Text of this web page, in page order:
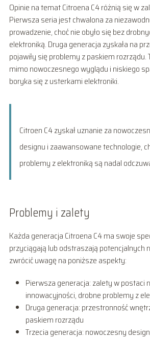
Opinie na temat Citroena C4 różnią się w
Pierwsza seria jest chwalona za
prowadzenie, choć nie obyło się bez
elektroniką. Druga generacja zyskała na
pojawiły się problemy z paskiem rozrządu.
mimo nowoczesnego wyglądu i niskiego
boryka się z usterkami elektroniki.
Citroen C4 zyskał uznanie za
designu i zaawansowane technologie,
problemy z elektroniką są nadal
Problemy i zalety
Każda generacja Citroena C4 ma swoje
przyciągają lub odstraszają potencjalnych
zwrócić uwagę na poniższe aspekty:
Pierwsza generacja: zalety w postaci
innowacyjności, drobne problemy z
Druga generacja: przestronność
paskiem rozrządu
Trzecia generacja: nowoczesny